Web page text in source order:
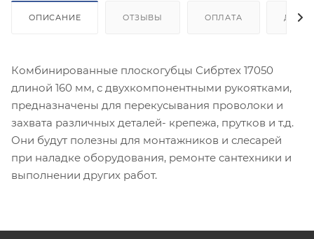
ОПИСАНИЕ ОТЗЫВЫ ОПЛАТА
Комбинированные плоскогубцы Сибртех 17050
длиной 160 мм, с двухкомпонентными рукоятками,
предназначены для перекусывания проволоки и
захвата различных деталей- крепежа, прутков и т.д.
Они будут полезны для монтажников и слесарей
при наладке оборудования, ремонте сантехники и
выполнении других работ.